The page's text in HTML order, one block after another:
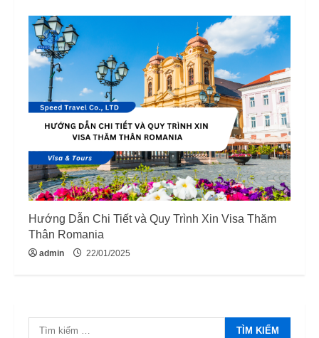
Hướng Dẫn Chi Tiết và Quy Trình Xin Visa Thăm
Thân Romania
admin 22/01/2025
Tìm